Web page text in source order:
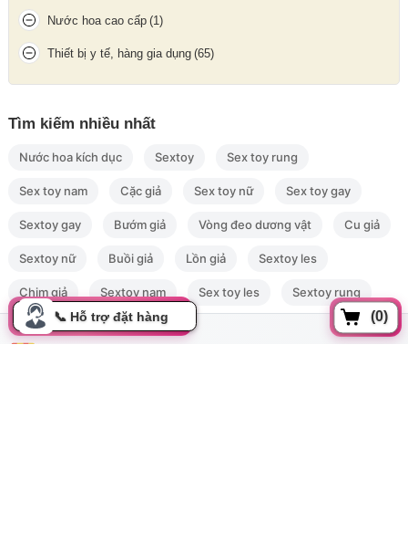
(0)
Hình ảnh rõ nét bên hong dây đeo cu giả
Thân
dương vật giả
có nhiều đường gân nổi bao quanh cọ sát
lên thành âm đạo mang lại những cảm giác sung sướng, gốc
dương vật có bìu giống y như thật. Dây đeo và dương vật có thể
tháo rời để cầm tay sử dụng theo ý thích, kích cỡdương vật
Nước hoa cao cấp (1)
Thiết bị y tế, hàng gia dụng (65)
Tìm kiếm nhiều nhất
Nước hoa kích dục Sextoy Sex toy rung
Sex toy nam Cặc giả Sex toy nữ Sex toy gay
Sextoy gay Bướm giả Vòng đeo dương vật Cu giả
Sextoy nữ Buồi giả Lồn giả Sextoy les
Chim giả Sextoy nam Sex toy les Sextoy rung